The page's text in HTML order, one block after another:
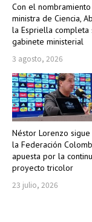
Con el
ministra de Ciencia,
la Espriella completa
gabinete ministerial
3 agosto, 2026
Néstor Lorenzo
la Federación
apuesta por la
proyecto tricolor
23 julio, 2026